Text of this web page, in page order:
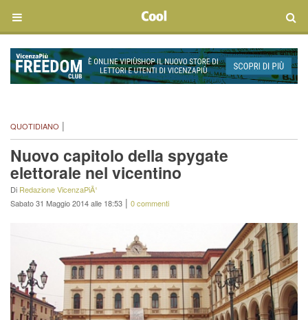
QUOTIDIANO |
Nuovo capitolo della spygate
elettorale nel vicentino
Di Redazione VicenzaPiÃ¹
Sabato 31 Maggio 2014 alle 18:53 | 0 commenti